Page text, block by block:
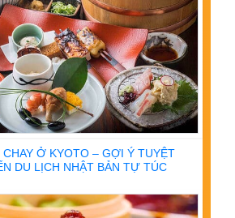
Ở KYOTO – GỢI Ý TUYỆT
DU LỊCH NHẬT BẢN TỰ TÚC